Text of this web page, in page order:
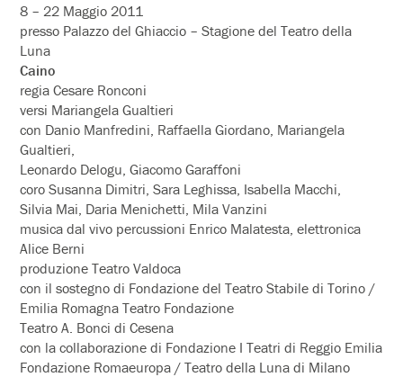
8 – 22 Maggio 2011
presso Palazzo del Ghiaccio – Stagione del Teatro della
Luna
Caino
regia Cesare Ronconi
versi Mariangela Gualtieri
con Danio Manfredini, Raffaella Giordano, Mariangela
Gualtieri,
Leonardo Delogu, Giacomo Garaffoni
coro Susanna Dimitri, Sara Leghissa, Isabella Macchi,
Silvia Mai, Daria Menichetti, Mila Vanzini
musica dal vivo percussioni Enrico Malatesta, elettronica
Alice Berni
produzione Teatro Valdoca
con il sostegno di Fondazione del Teatro Stabile di Torino /
Emilia Romagna Teatro Fondazione
Teatro A. Bonci di Cesena
con la collaborazione di Fondazione I Teatri di Reggio Emilia
Fondazione Romaeuropa / Teatro della Luna di Milano